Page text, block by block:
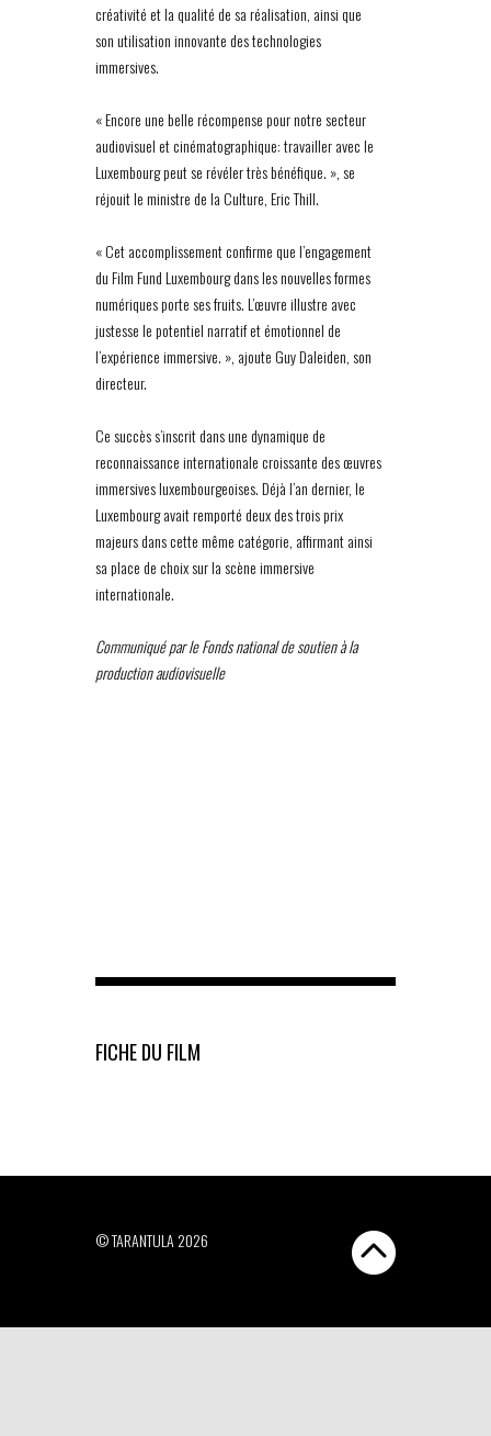
créativité et la qualité de sa réalisation, ainsi que
son utilisation innovante des technologies
immersives.
« Encore une belle récompense pour notre secteur
audiovisuel et cinématographique: travailler avec le
Luxembourg peut se révéler très bénéfique. », se
réjouit le ministre de la Culture, Eric Thill.
« Cet accomplissement confirme que l’engagement
du Film Fund Luxembourg dans les nouvelles formes
numériques porte ses fruits. L’œuvre illustre avec
justesse le potentiel narratif et émotionnel de
l’expérience immersive. », ajoute Guy Daleiden, son
directeur.
Ce succès s’inscrit dans une dynamique de
reconnaissance internationale croissante des œuvres
immersives luxembourgeoises. Déjà l’an dernier, le
Luxembourg avait remporté deux des trois prix
majeurs dans cette même catégorie, affirmant ainsi
sa place de choix sur la scène immersive
internationale.
Communiqué par le Fonds national de soutien à la
production audiovisuelle
FICHE DU FILM
© TARANTULA 2026